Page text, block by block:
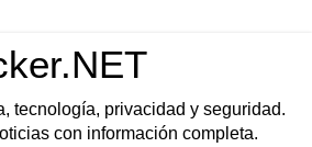
tecnología, privacidad y seguridad.
con información completa.